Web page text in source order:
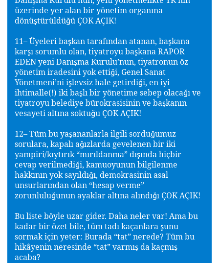
üzerinde yer alan bir yönetim organına
dönüştürüldüğü ÇOK AÇIK!
11– Üyeleri başkan tarafından atanan, başkana
karşı sorumlu olan, tiyatroyu başkana RAPOR
EDEN yeni Danışma Kurulu’nun, tiyatronun öz
yönetim iradesini yok ettiği, Genel Sanat
Yönetmeni’ni işlevsiz hale getirdiği, en iyi
ihtimalle(!) iki başlı bir yönetime sebep olacağı ve
tiyatroyu belediye bürokrasisinin ve başkanın
vesayeti altına soktuğu ÇOK AÇIK!
12– Tüm bu yaşananlarla ilgili sorduğumuz
sorulara, kapalı ağızlarda gevelenen bir iki
yampiri/kıytırık “mırıldanma” dışında hiçbir
cevap verilmediği, kamuoyunun bilgilenme
hakkının yok sayıldığı, demokrasinin asal
unsurlarından olan “hesap verme”
zorunluluğunun ayaklar altına alındığı ÇOK AÇIK!
Bu liste böyle uzar gider. Daha neler var! Ama bu
kadar bir özet bile, tüm tadı kaçanlara şunu
sormak için yeter: Burada “tat” nerede? Tüm bu
hikâyenin neresinde “tat” varmış da kaçmış
acaba?